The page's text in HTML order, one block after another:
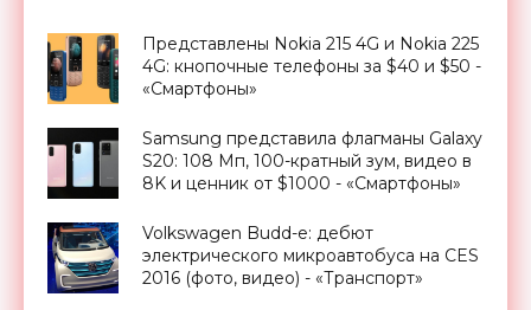
Представлены Nokia 215 4G и Nokia 225
4G: кнопочные телефоны за $40 и $50 -
«Смартфоны»
Samsung представила флагманы Galaxy
S20: 108 Мп, 100-кратный зум, видео в
8K и ценник от $1000 - «Смартфоны»
Volkswagen Budd-e: дебют
электрического микроавтобуса на CES
2016 (фото, видео) - «Транспорт»